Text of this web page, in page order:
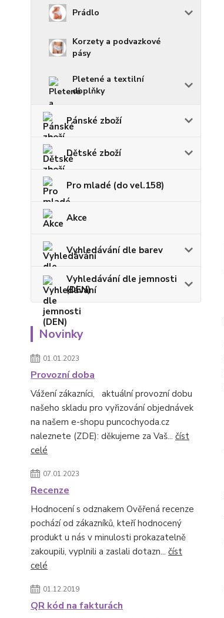
Prádlo
Korzety a podvazkové
pásy
Pletené a textilní
doplňky
Pánské zboží
Dětské zboží
Pro mladé (do vel.158)
Akce
Vyhledávání dle barev
Vyhledávání dle jemnosti
(DEN)
Novinky
01.01.2023
Provozní doba
Vážení zákazníci, aktuální provozní dobu
našeho skladu pro vyřizování objednávek
na našem e-shopu puncochyoda.cz
naleznete (ZDE): děkujeme za Vaš... číst
celé
07.01.2023
Recenze
Hodnocení s odznakem Ověřená recenze
pochází od zákazníků, kteří hodnocený
produkt u nás v minulosti prokazatelně
zakoupili, vyplnili a zaslali dotazn... číst
celé
01.12.2019
QR kód na fakturách